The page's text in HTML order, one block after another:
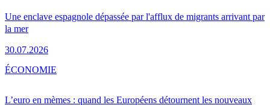
Une enclave espagnole dépassée par l'afflux de migrants arrivant par
la mer
30.07.2026
L’euro en mèmes : quand les Européens détournent les nouveaux
ÉCONOMIE